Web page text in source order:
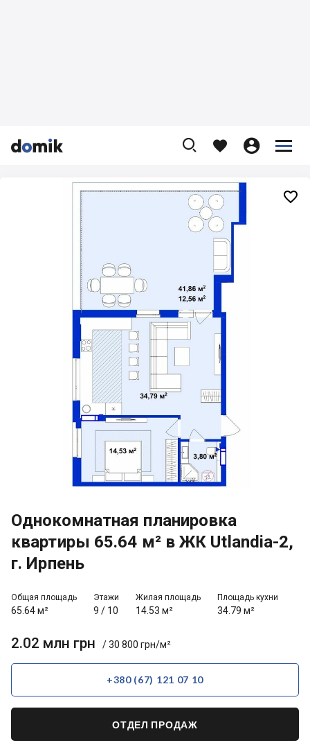


    


Однокомнатная планировка
квартиры 65.64 м² в ЖК Utlandia-2,
г. Ирпень
Общая площадь
65.64 м²
Этажи
9 / 10
Жилая площадь
14.53 м²
Площадь кухни
34.79 м²
2.02 млн грн / 30 800 грн/м²
+380 (67) 121 07 10
ОТДЕЛ ПРОДАЖ
